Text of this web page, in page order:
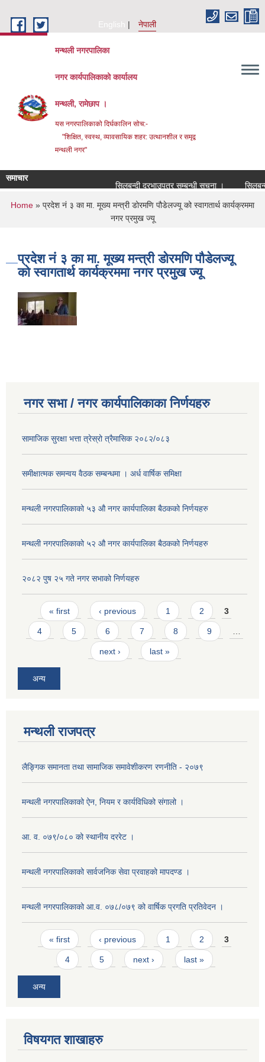
English
नेपाली
मन्थली नगरपालिका
नगर कार्यपालिकाको कार्यालय
मन्थली, रामेछाप ।
यस नगरपालिकाको दिर्घकालिन सोच:-
"शिक्षित, स्वस्थ, व्यावसायिक शहर: उत्थानशील र समृद्व
मन्थली नगर"
समाचार
सिलबन्दी दरभाउपत्र सम्बन्धी सूचना ।
सिलबन्दी
You are here
Home » प्रदेश नं ३ का मा. मूख्य मन्त्री डोरमणि पौडेलज्यू को स्वागतार्थ कार्यक्रममा
नगर प्रमुख ज्यू
प्रदेश नं ३ का मा. मूख्य मन्त्री डोरमणि पौडेलज्यू
को स्वागतार्थ कार्यक्रममा नगर प्रमुख ज्यू
नगर सभा / नगर कार्यपालिकाका निर्णयहरु
सामाजिक सुरक्षा भत्ता त्रेस्रो त्रैमासिक २०८२/०८३
समीक्षात्मक समन्वय वैठक सम्बन्धमा । अर्ध वार्षिक समिक्षा
मन्थली नगरपालिकाको ५३ औ नगर कार्यपालिका बैठकको निर्णयहरु
मन्थली नगरपालिकाको ५२ औ नगर कार्यपालिका बैठकको निर्णयहरु
२०८२ पुष २५ गते नगर सभाको निर्णयहरु
Pages
« first ‹ previous 1 2 3
4 5 6 7 8 9
next › last »
अन्य
मन्थली राजपत्र
लैङ्गिक समानता तथा सामाजिक समावेशीकरण रणनीति - २०७९
मन्थली नगरपालिकाको ऐन, नियम र कार्यविधिको संगालो ।
आ. व. ०७९/०८० को स्थानीय दररेट ।
मन्थली नगरपालिकाको सार्वजनिक सेवा प्रवाहको मापदण्ड ।
मन्थली नगरपालिकाको आ.व. ०७८/०७९ को वार्षिक प्रगति प्रतिवेदन ।
Pages
« first ‹ previous 1 2 3
4 5 next › last »
अन्य
विषयगत शाखाहरु